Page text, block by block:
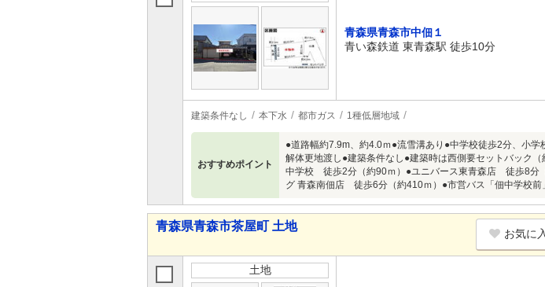
青森県青森市中佃１
青い森鉄道 東青森駅 徒歩10分
建築条件なし 本下水 都市ガス 1種低層地域
おすすめポイント
●道路幅約7.9m、約4.0ｍ●流雪溝あり●中学校徒歩2分、小
解体更地渡し●建築条件なし●建築時は西側要セットバック
中学校 徒歩2分（約90ｍ）●ユニバース東青森店 徒歩8分
グ 青森南佃店 徒歩6分（約410ｍ）●市営バス「佃中学校
青森県青森市茶屋町 土地
お気に
土地